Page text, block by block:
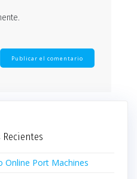
Recientes
Online Port Machines